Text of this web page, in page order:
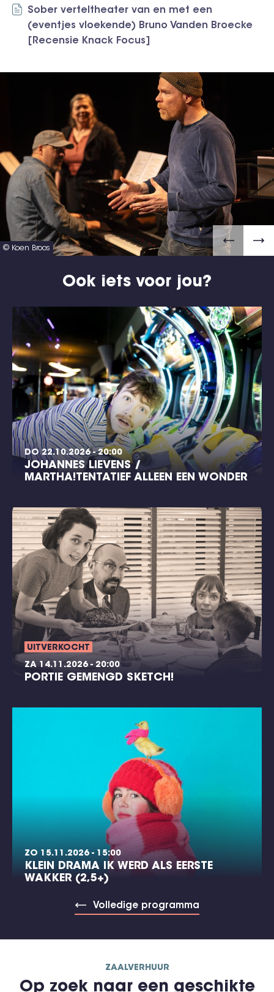
Sober verteltheater van en met een
(eventjes vloekende) Bruno Vanden Broecke
[Recensie Knack Focus]
© Koen Broos
Ook iets voor jou?
DO 22.10.2026 - 20:00
JOHANNES LIEVENS /
MARTHA!TENTATIEF ALLEEN EEN WONDER
UITVERKOCHT
ZA 14.11.2026 - 20:00
PORTIE GEMENGD SKETCH!
ZO 15.11.2026 - 15:00
KLEIN DRAMA IK WERD ALS EERSTE
WAKKER (2,5+)
Volledige programma
ZAALVERHUUR
Op zoek naar een geschikte